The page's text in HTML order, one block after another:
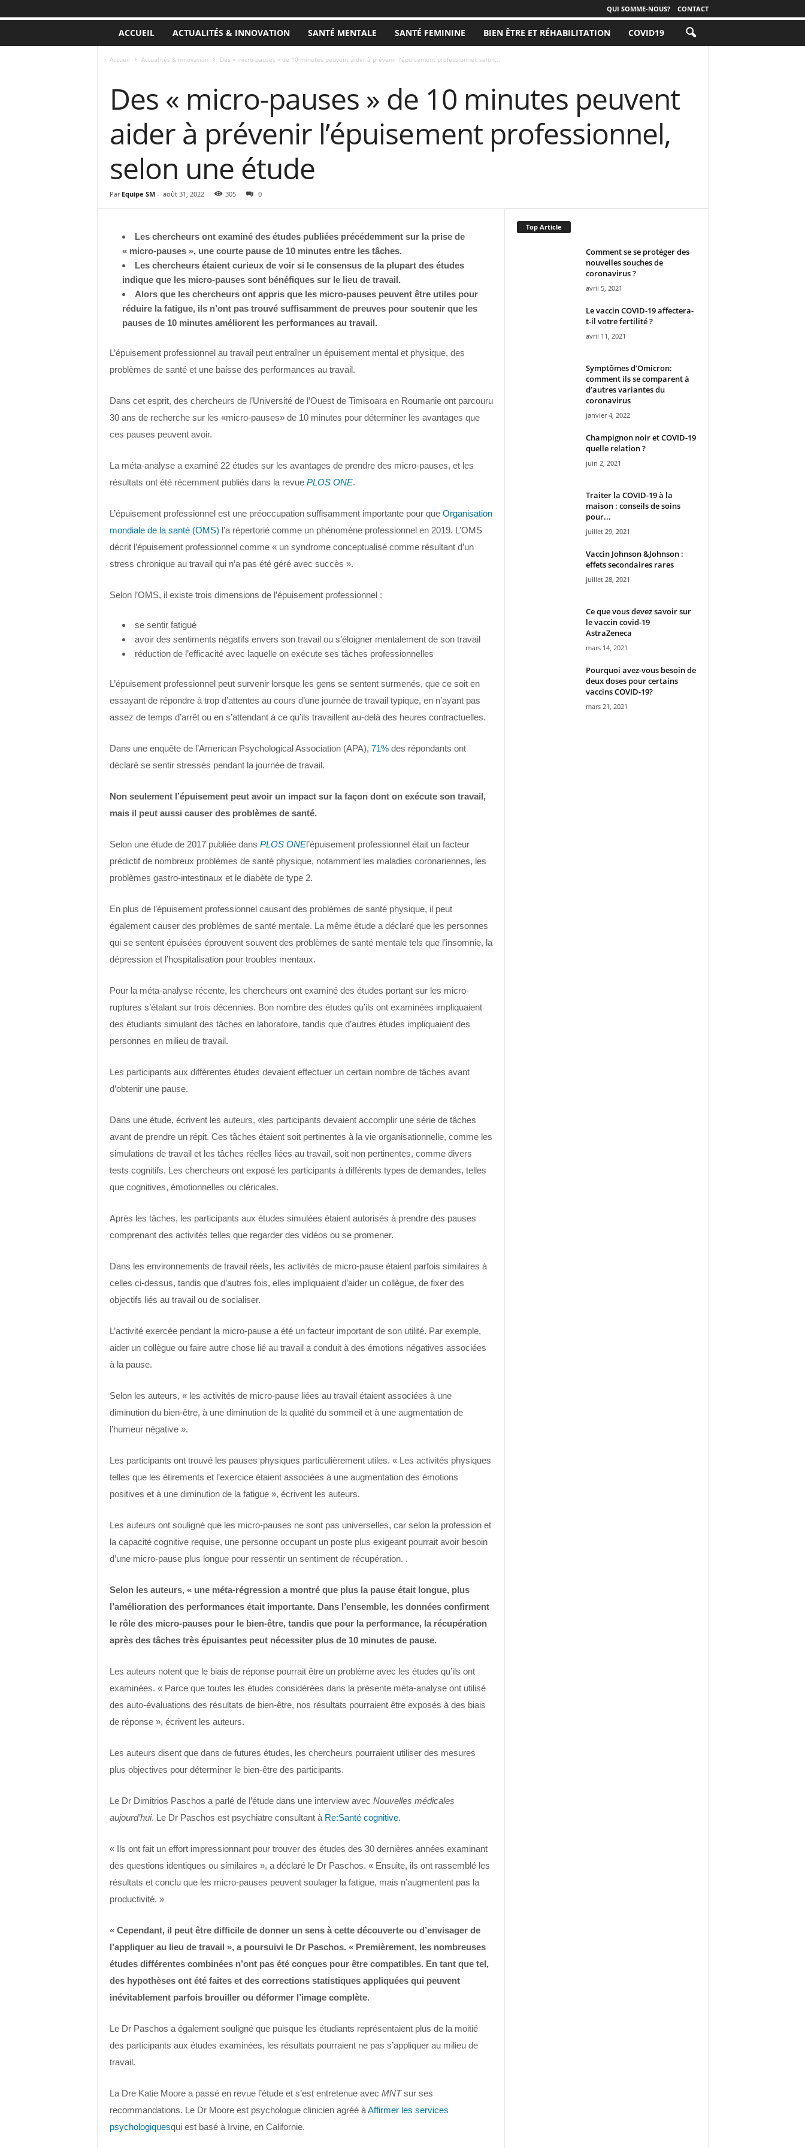
QUI SOMME-NOUS? CONTACT
ACCUEIL ACTUALITÉS & INNOVATION SANTÉ MENTALE SANTÉ FEMININE BIEN ÊTRE ET RÉHABILITATION COVID19
Accueil Actualités & Innovation Des « micro-pauses » de 10 minutes peuvent aider à prévenir l’épuisement professionnel, selon...
Des « micro-pauses » de 10 minutes peuvent
aider à prévenir l’épuisement professionnel,
selon une étude
Par Equipe SM- août 31, 2022 305 0
Les chercheurs ont examiné des études publiées précédemment sur la prise de
« micro-pauses », une courte pause de 10 minutes entre les tâches.
Les chercheurs étaient curieux de voir si le consensus de la plupart des études
indique que les micro-pauses sont bénéfiques sur le lieu de travail.
Alors que les chercheurs ont appris que les micro-pauses peuvent être utiles pour
réduire la fatigue, ils n’ont pas trouvé suffisamment de preuves pour soutenir que les
pauses de 10 minutes améliorent les performances au travail.
L’épuisement professionnel au travail peut entraîner un épuisement mental et physique, des
problèmes de santé et une baisse des performances au travail.
Dans cet esprit, des chercheurs de l’Université de l’Ouest de Timisoara en Roumanie ont parcouru
30 ans de recherche sur les «micro-pauses» de 10 minutes pour déterminer les avantages que
ces pauses peuvent avoir.
La méta-analyse a examiné 22 études sur les avantages de prendre des micro-pauses, et les
résultats ont été récemment publiés dans la revue PLOS ONE.
L’épuisement professionnel est une préoccupation suffisamment importante pour que Organisation
mondiale de la santé (OMS) l’a répertorié comme un phénomène professionnel en 2019. L’OMS
décrit l’épuisement professionnel comme « un syndrome conceptualisé comme résultant d’un
stress chronique au travail qui n’a pas été géré avec succès ».
Selon l’OMS, il existe trois dimensions de l’épuisement professionnel :
se sentir fatigué
avoir des sentiments négatifs envers son travail ou s’éloigner mentalement de son travail
réduction de l’efficacité avec laquelle on exécute ses tâches professionnelles
L’épuisement professionnel peut survenir lorsque les gens se sentent surmenés, que ce soit en
essayant de répondre à trop d’attentes au cours d’une journée de travail typique, en n’ayant pas
assez de temps d’arrêt ou en s’attendant à ce qu’ils travaillent au-delà des heures contractuelles.
Dans une enquête de l’American Psychological Association (APA), 71%des répondants ont
déclaré se sentir stressés pendant la journée de travail.
Non seulement l’épuisement peut avoir un impact sur la façon dont on exécute son travail,
mais il peut aussi causer des problèmes de santé.
Selon une étude de 2017 publiée dans PLOS ONEl’épuisement professionnel était un facteur
prédictif de nombreux problèmes de santé physique, notamment les maladies coronariennes, les
problèmes gastro-intestinaux et le diabète de type 2.
En plus de l’épuisement professionnel causant des problèmes de santé physique, il peut
également causer des problèmes de santé mentale. La même étude a déclaré que les personnes
qui se sentent épuisées éprouvent souvent des problèmes de santé mentale tels que l’insomnie, la
dépression et l’hospitalisation pour troubles mentaux.
Pour la méta-analyse récente, les chercheurs ont examiné des études portant sur les micro-
ruptures s’étalant sur trois décennies. Bon nombre des études qu’ils ont examinées impliquaient
des étudiants simulant des tâches en laboratoire, tandis que d’autres études impliquaient des
personnes en milieu de travail.
Les participants aux différentes études devaient effectuer un certain nombre de tâches avant
d’obtenir une pause.
Dans une étude, écrivent les auteurs, «les participants devaient accomplir une série de tâches
avant de prendre un répit. Ces tâches étaient soit pertinentes à la vie organisationnelle, comme les
simulations de travail et les tâches réelles liées au travail, soit non pertinentes, comme divers
tests cognitifs. Les chercheurs ont exposé les participants à différents types de demandes, telles
que cognitives, émotionnelles ou cléricales.
Après les tâches, les participants aux études simulées étaient autorisés à prendre des pauses
comprenant des activités telles que regarder des vidéos ou se promener.
Dans les environnements de travail réels, les activités de micro-pause étaient parfois similaires à
celles ci-dessus, tandis que d’autres fois, elles impliquaient d’aider un collègue, de fixer des
objectifs liés au travail ou de socialiser.
L’activité exercée pendant la micro-pause a été un facteur important de son utilité. Par exemple,
aider un collègue ou faire autre chose lié au travail a conduit à des émotions négatives associées
à la pause.
Selon les auteurs, « les activités de micro-pause liées au travail étaient associées à une
diminution du bien-être, à une diminution de la qualité du sommeil et à une augmentation de
l’humeur négative ».
Les participants ont trouvé les pauses physiques particulièrement utiles. « Les activités physiques
telles que les étirements et l’exercice étaient associées à une augmentation des émotions
positives et à une diminution de la fatigue », écrivent les auteurs.
Les auteurs ont souligné que les micro-pauses ne sont pas universelles, car selon la profession et
la capacité cognitive requise, une personne occupant un poste plus exigeant pourrait avoir besoin
d’une micro-pause plus longue pour ressentir un sentiment de récupération. .
Selon les auteurs, « une méta-régression a montré que plus la pause était longue, plus
l’amélioration des performances était importante. Dans l’ensemble, les données confirment
le rôle des micro-pauses pour le bien-être, tandis que pour la performance, la récupération
après des tâches très épuisantes peut nécessiter plus de 10 minutes de pause.
Les auteurs notent que le biais de réponse pourrait être un problème avec les études qu’ils ont
examinées. « Parce que toutes les études considérées dans la présente méta-analyse ont utilisé
des auto-évaluations des résultats de bien-être, nos résultats pourraient être exposés à des biais
de réponse », écrivent les auteurs.
Les auteurs disent que dans de futures études, les chercheurs pourraient utiliser des mesures
plus objectives pour déterminer le bien-être des participants.
Le Dr Dimitrios Paschos a parlé de l’étude dans une interview avec Nouvelles médicales
aujourd’hui. Le Dr Paschos est psychiatre consultant à Re:Santé cognitive.
« Ils ont fait un effort impressionnant pour trouver des études des 30 dernières années examinant
des questions identiques ou similaires », a déclaré le Dr Paschos. « Ensuite, ils ont rassemblé les
résultats et conclu que les micro-pauses peuvent soulager la fatigue, mais n’augmentent pas la
productivité. »
« Cependant, il peut être difficile de donner un sens à cette découverte ou d’envisager de
l’appliquer au lieu de travail », a poursuivi le Dr Paschos. « Premièrement, les nombreuses
études différentes combinées n’ont pas été conçues pour être compatibles. En tant que tel,
des hypothèses ont été faites et des corrections statistiques appliquées qui peuvent
inévitablement parfois brouiller ou déformer l’image complète.
Le Dr Paschos a également souligné que puisque les étudiants représentaient plus de la moitié
des participants aux études examinées, les résultats pourraient ne pas s’appliquer au milieu de
travail.
La Dre Katie Moore a passé en revue l’étude et s’est entretenue avec MNTsur ses
recommandations. Le Dr Moore est psychologue clinicien agréé àAffirmer les services
psychologiquesqui est basé à Irvine, en Californie.
Top Article
Comment se se protéger des
nouvelles souches de
coronavirus ?
avril 5, 2021
Le vaccin COVID-19 affectera-
t-il votre fertilité ?
avril 11, 2021
Symptômes d’Omicron:
comment ils se comparent à
d’autres variantes du
coronavirus
janvier 4, 2022
Champignon noir et COVID-19
quelle relation ?
juin 2, 2021
Traiter la COVID-19 à la
maison : conseils de soins
pour...
juillet 29, 2021
Vaccin Johnson &Johnson :
effets secondaires rares
juillet 28, 2021
Ce que vous devez savoir sur
le vaccin covid-19
AstraZeneca
mars 14, 2021
Pourquoi avez-vous besoin de
deux doses pour certains
vaccins COVID-19?
mars 21, 2021